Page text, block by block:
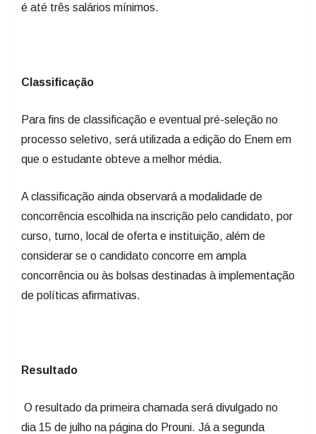
é até três salários mínimos.
Classificação
Para fins de classificação e eventual pré-seleção no
processo seletivo, será utilizada a edição do Enem em
que o estudante obteve a melhor média.
A classificação ainda observará a modalidade de
concorrência escolhida na inscrição pelo candidato, por
curso, turno, local de oferta e instituição, além de
considerar se o candidato concorre em ampla
concorrência ou às bolsas destinadas à implementação
de políticas afirmativas.
Resultado
O resultado da primeira chamada será divulgado no
dia 15 de julho na página do Prouni. Já a segunda